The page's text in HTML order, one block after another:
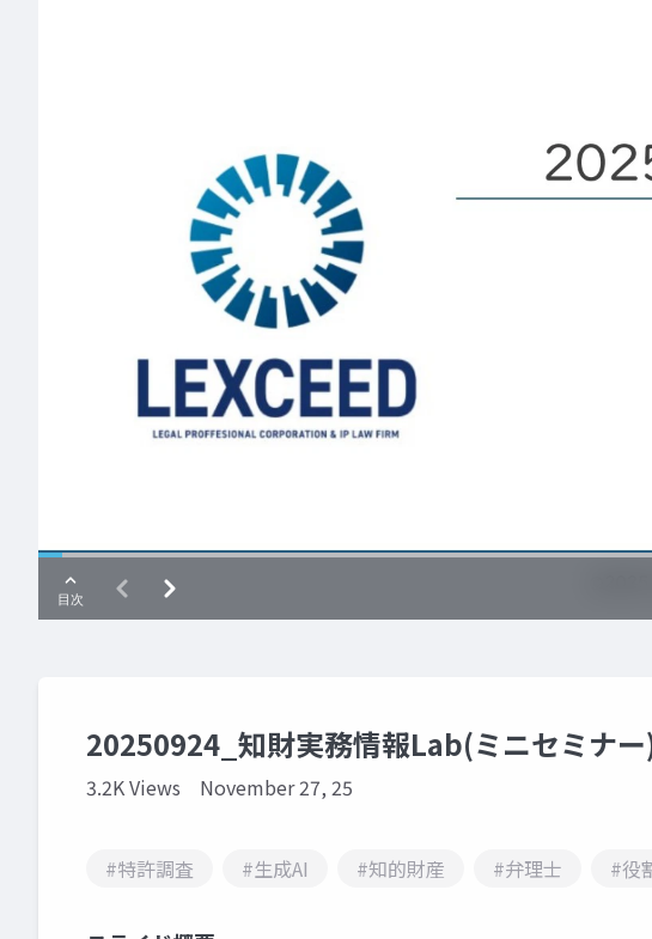
20250924_知財実務情報Lab(ミニセミナ
3.2K Views November 27, 25
#特許調査 #生成AI #知的財産 #弁理士 #役